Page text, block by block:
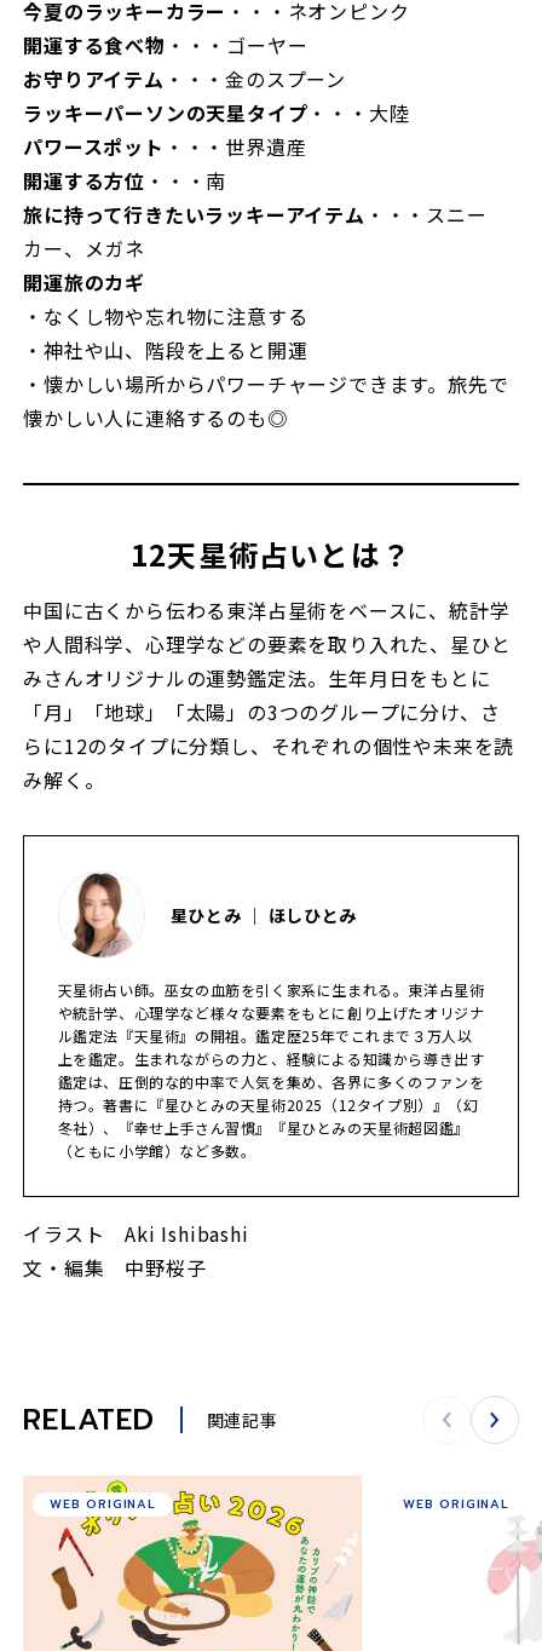
今夏のラッキーカラー ・・・ネオンピンク
開運する食べ物 ・・・ゴーヤー
お守りアイテム ・・・金のスプーン
ラッキーパーソンの天星タイプ ・・・大陸
パワースポット ・・・世界遺産
開運する方位 ・・・南
旅に持って行きたいラッキーアイテム ・・・スニー
カー、メガネ
開運旅のカギ
・なくし物や忘れ物に注意する
・神社や山、階段を上ると開運
・懐かしい場所からパワーチャージできます。旅先で
懐かしい人に連絡するのも◎
12天星術占いとは？
中国に古くから伝わる東洋占星術をベースに、統計学
や人間科学、心理学などの要素を取り入れた、星ひと
みさんオリジナルの運勢鑑定法。生年月日をもとに
「月」「地球」「太陽」の3つのグループに分け、さ
らに12のタイプに分類し、それぞれの個性や未来を読
み解く。
星ひとみ ｜ ほしひとみ
天星術占い師。巫女の血筋を引く家系に生まれる。東洋占星術
や統計学、心理学など様々な要素をもとに創り上げたオリジナ
ル鑑定法『天星術』の開祖。鑑定歴25年でこれまで３万人以
上を鑑定。生まれながらの力と、経験による知識から導き出す
鑑定は、圧倒的な的中率で人気を集め、各界に多くのファンを
持つ。著書に『星ひとみの天星術2025（12タイプ別）』（幻
冬社）、『幸せ上手さん習慣』『星ひとみの天星術超図鑑』
（ともに小学館）など多数。
イラスト Aki Ishibashi
文・編集 中野桜子
RELATED 関連記事
WEB ORIGINAL WEB ORIGINAL